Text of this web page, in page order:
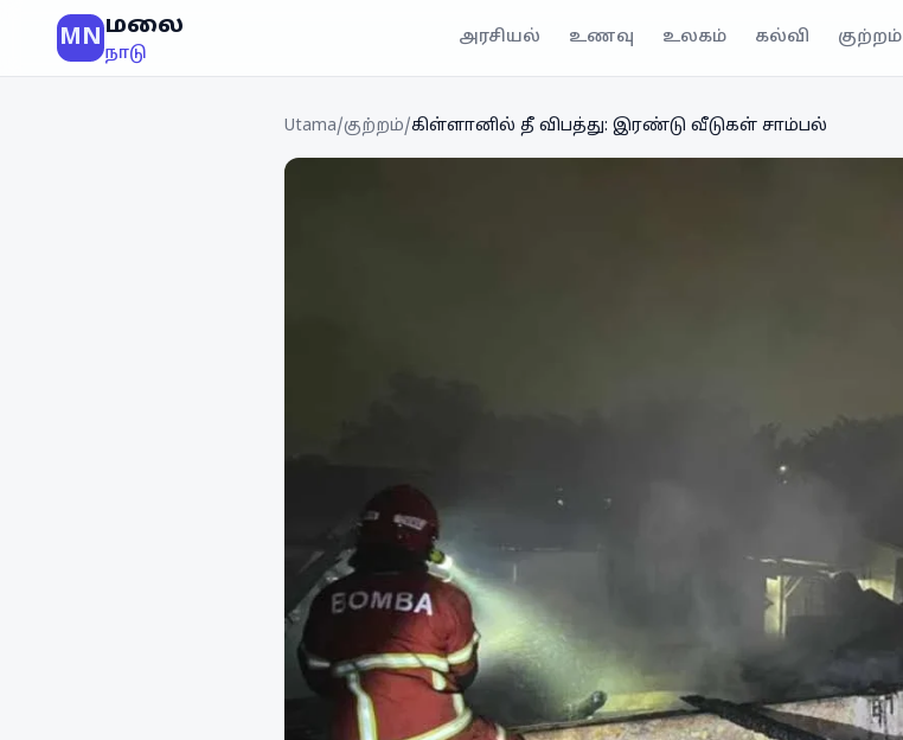
MN மலை
நாடு
அரசியல் உணவு உலகம் கல்வி குற்றம்
Utama/குற்றம்/கிள்ளானில் தீ விபத்து: இரண்டு வீடுகள் சாம்பல்